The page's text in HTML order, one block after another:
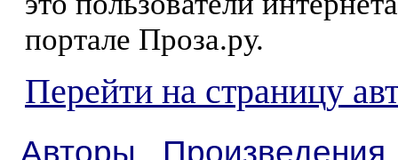
портале Проза.ру.
Перейти на страницу
Авторы
Произведения